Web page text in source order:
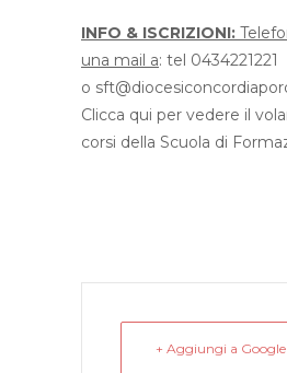
INFO & ISCRIZIONI:
una mail a: tel 0434221221
o
Clicca qui per vedere il
corsi della Scuola di
+ Aggiungi a